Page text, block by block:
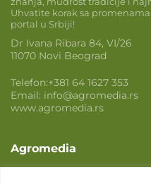
Uhvatite korak sa
portal u Srbiji!
Dr Ivana Ribara 84, VI/26
11070 Novi Beograd
Telefon:+381 64 1627 353
Email: info@agromedia.rs
www.agromedia.rs
Agromedia